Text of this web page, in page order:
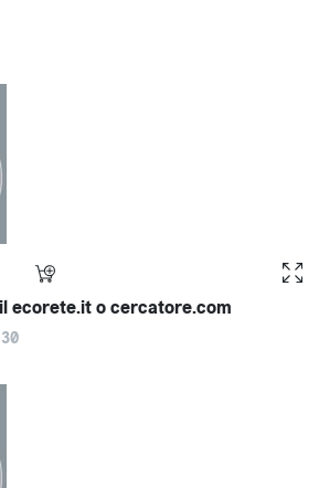
ecorete.it o cercatore.com